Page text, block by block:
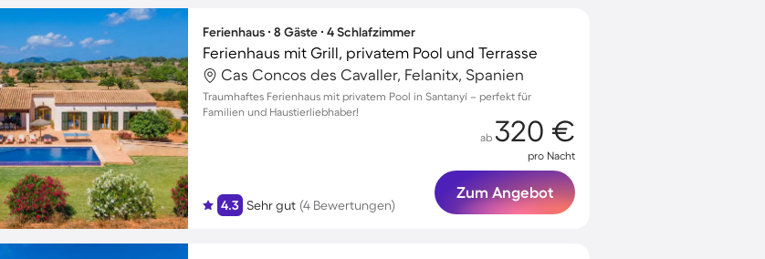
Ferienhaus ∙ 8 Gäste ∙ 4 Schlafzimmer
Ferienhaus mit Grill, privatem Pool und Terrasse
Cas Concos des Cavaller, Felanitx, Spanien
Traumhaftes Ferienhaus mit privatem Pool in Santanyí – perfekt für
Familien und Haustierliebhaber!
4.3 Sehr gut (4 Bewertungen)
ab 320 €
pro Nacht
Zum Angebot